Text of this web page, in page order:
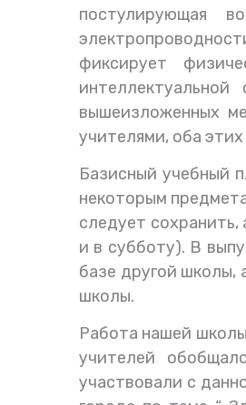
постулирующая
фиксирует
вышеизложенных
учителями, оба
Базисный учебный
некоторым
следует
и в субботу). В
базе другой школы,
школы.
Работа нашей
учителей
участвовали с